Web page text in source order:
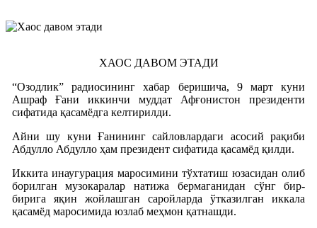
ХАОС ДАВОМ ЭТАДИ
“Озодлик” радиосининг хабар беришича, 9 март куни
Ашраф Ғани иккинчи муддат Афғонистон президенти
сифатида қасамëдга келтирилди.
Айни шу куни Ғанининг сайловлардаги асосий рақиби
Абдулло Абдулло ҳам президент сифатида қасамëд қилди.
Иккита инаугурация маросимини тўхтатиш юзасидан олиб
борилган музокаралар натижа бермаганидан сўнг бир-
бирига яқин жойлашган саройларда ўтказилган иккала
қасамëд маросимида юзлаб меҳмон қатнашди.